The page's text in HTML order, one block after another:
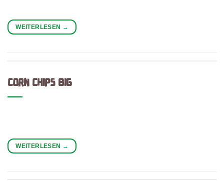
WEITERLESEN →
CORN CHIPS BIG
WEITERLESEN →